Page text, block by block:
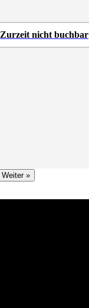
Zurzeit nicht buchbar
Weiter »